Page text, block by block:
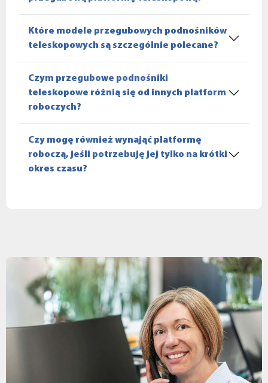
Które modele przegubowych podnośników
teleskopowych są szczególnie polecane?
Czym przegubowe podnośniki
teleskopowe różnią się od innych platform
roboczych?
Czy mogę również wynająć platformę
roboczą, jeśli potrzebuję jej tylko na krótki
okres czasu?